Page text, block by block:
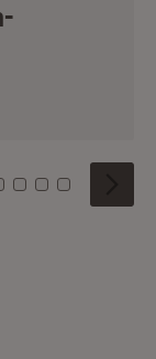
7 8 910
Kachel: 11
Zu Kachel: 12
Zu Kachel:
Zu